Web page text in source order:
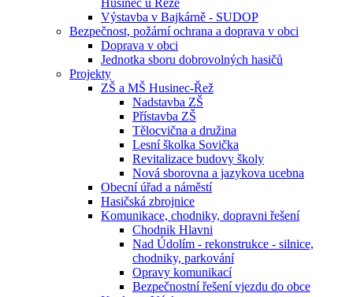
Husinec u Řeže
Výstavba v Bajkárně - SUDOP
Bezpečnost, požární ochrana a doprava v obci
Doprava v obci
Jednotka sboru dobrovolných hasičů
Projekty
ZŠ a MŠ Husinec-Řež
Nadstavba ZŠ
Přístavba ZŠ
Tělocvična a družina
Lesní školka Sovička
Revitalizace budovy školy
Nová sborovna a jazykova ucebna
Obecní úřad a náměstí
Hasičská zbrojnice
Komunikace, chodniky, dopravni řešení
Chodnik Hlavni
Nad Údolím - rekonstrukce - silnice,
chodniky, parkování
Opravy komunikací
Bezpečnostní řešení vjezdu do obce